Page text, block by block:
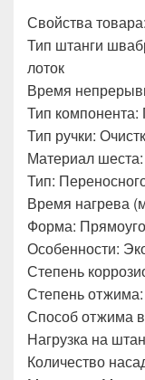
Свойства товара:
Тип штанги
лоток
Время
Тип компонента:
Тип ручки:
Материал
Тип:
Время нагрева
Форма:
Особенности:
Степень
Степень
Способ отжима
Нагрузка на
Количество